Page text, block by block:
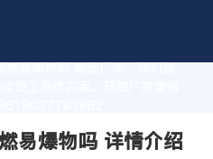
易爆物吗 制造厂家，我们致
加工系统方案。获取厂家直销
易爆物吗 详情介绍